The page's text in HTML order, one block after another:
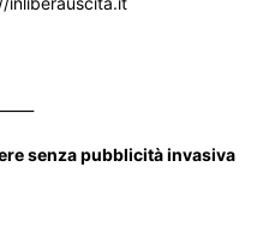
senza pubblicità invasiva